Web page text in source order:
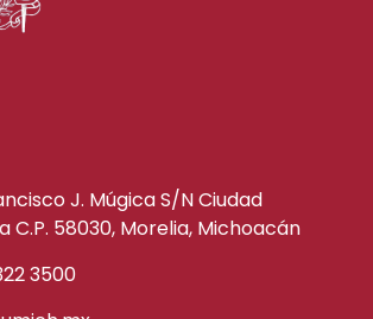
J. Múgica S/N Ciudad
C.P. 58030, Morelia, Michoacán
3500